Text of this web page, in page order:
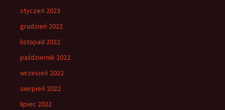
styczeń 2023
grudzień 2022
listopad 2022
październik 2022
wrzesień 2022
sierpień 2022
lipiec 2022